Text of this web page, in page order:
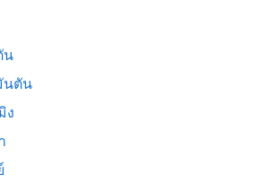
น
นตัน
ง